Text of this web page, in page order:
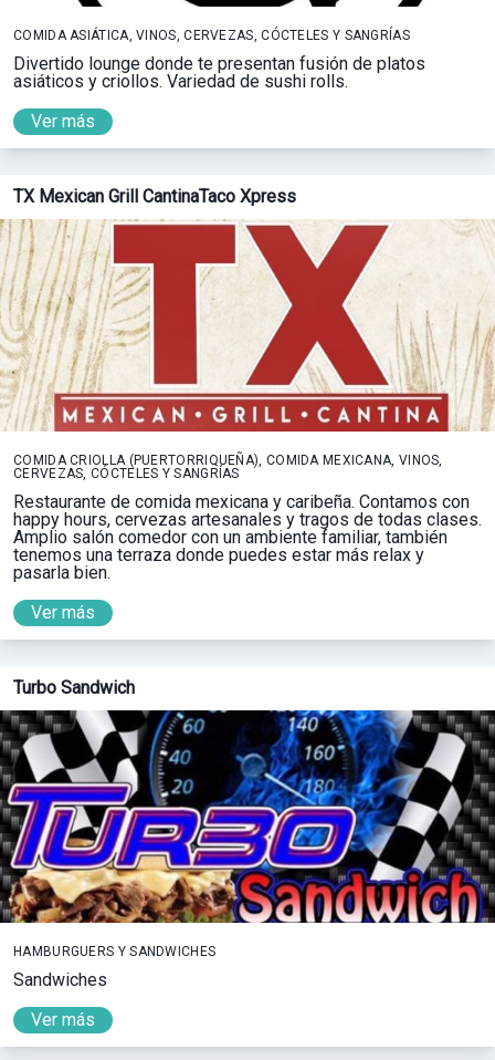
COMIDA ASIÁTICA, VINOS, CERVEZAS, CÓCTELES Y SANGRÍAS
Divertido lounge donde te presentan fusión de platos
asiáticos y criollos. Variedad de sushi rolls.
Ver más
TX Mexican Grill CantinaTaco Xpress
COMIDA CRIOLLA (PUERTORRIQUEÑA), COMIDA MEXICANA, VINOS,
CERVEZAS, CÓCTELES Y SANGRÍAS
Restaurante de comida mexicana y caribeña. Contamos con
happy hours, cervezas artesanales y tragos de todas clases.
Amplio salón comedor con un ambiente familiar, también
tenemos una terraza donde puedes estar más relax y
pasarla bien.
Ver más
Turbo Sandwich
HAMBURGUERS Y SANDWICHES
Sandwiches
Ver más